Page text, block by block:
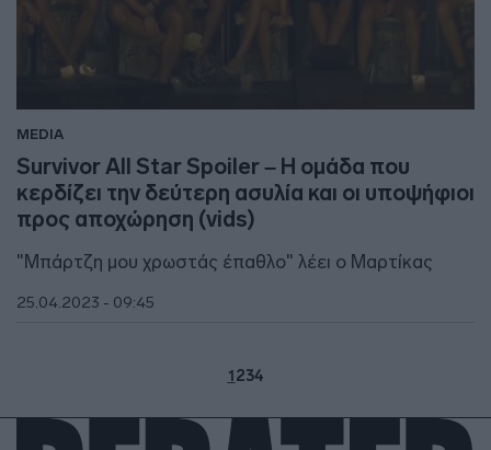
MEDIA
Survivor All Star Spoiler – Η ομάδα που
κερδίζει την δεύτερη ασυλία και οι υποψήφιοι
προς αποχώρηση (vids)
"Μπάρτζη μου χρωστάς έπαθλο" λέει ο Μαρτίκας
25.04.2023 - 09:45
1234